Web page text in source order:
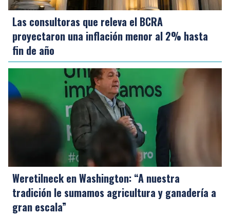
Las consultoras que releva el BCRA
proyectaron una inflación menor al 2% hasta
fin de año
Weretilneck en Washington: “A nuestra
tradición le sumamos agricultura y ganadería a
gran escala”